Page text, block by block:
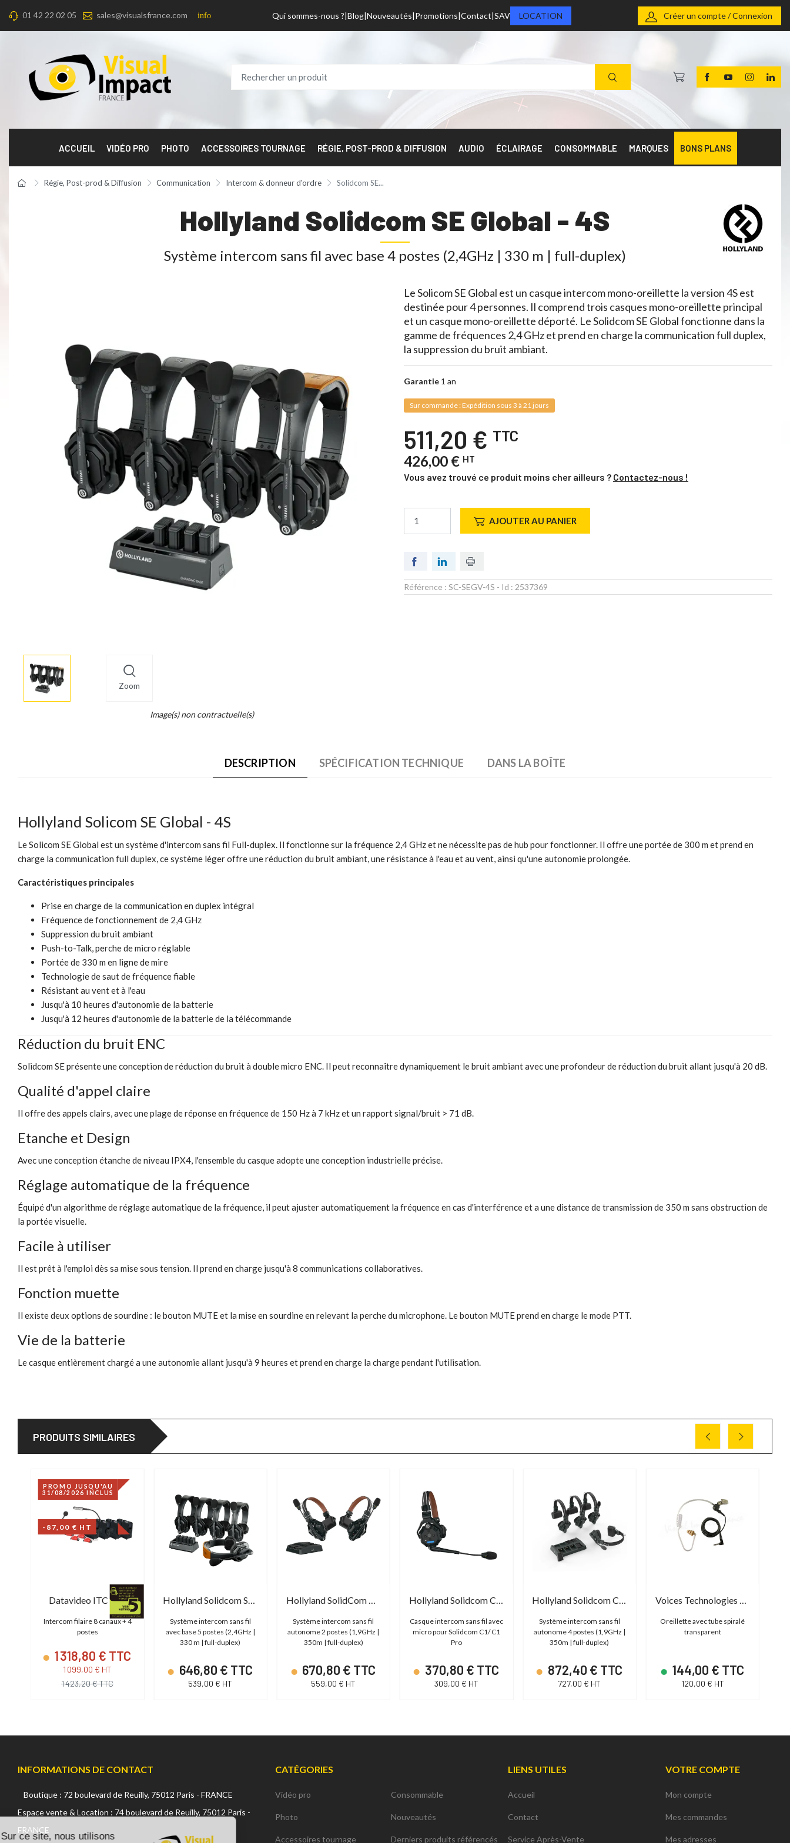
01 42 22 02 05 sales@visualsfrance.com info Qui sommes-nous ? Blog Nouveautés Promotions Contact SAV LOCATION Créer un compte / Connexion
ACCUEIL VIDÉO PRO PHOTO ACCESSOIRES TOURNAGE RÉGIE, POST-PROD & DIFFUSION AUDIO ÉCLAIRAGE CONSOMMABLE MARQUES BONS PLANS
Régie, Post-prod & Diffusion Communication Intercom & donneur d'ordre Solidcom SE...
Hollyland Solidcom SE Global - 4S
Système intercom sans fil avec base 4 postes (2,4GHz | 330 m | full-duplex)
Zoom
More
info
Image(s) non contractuelle(s)
Le Solicom SE Global est un casque intercom mono-oreillette la version 4S est
destinée pour 4 personnes. Il comprend trois casques mono-oreillette principal
et un casque mono-oreillette déporté. Le Solidcom SE Global fonctionne dans la
gamme de fréquences 2,4 GHz et prend en charge la communication full duplex,
la suppression du bruit ambiant.
Garantie 1 an
Sur commande : Expédition sous 3 à 21 jours
511,20 € TTC
426,00 € HT
Vous avez trouvé ce produit moins cher ailleurs ? Contactez-nous !
AJOUTER AU PANIER
Référence : SC-SEGV-4S - Id : 2537369
DESCRIPTION SPÉCIFICATION TECHNIQUE DANS LA BOÎTE
Hollyland Solicom SE Global - 4S
Le Solicom SE Global est un système d'intercom sans fil Full-duplex. Il fonctionne sur la fréquence 2,4 GHz et ne nécessite pas de hub pour fonctionner. Il offre une portée de 300 m et prend en
charge la communication full duplex, ce système léger offre une réduction du bruit ambiant, une résistance à l'eau et au vent, ainsi qu'une autonomie prolongée.
Caractéristiques principales
Prise en charge de la communication en duplex intégral
Fréquence de fonctionnement de 2,4 GHz
Suppression du bruit ambiant
Push-to-Talk, perche de micro réglable
Portée de 330 m en ligne de mire
Technologie de saut de fréquence fiable
Résistant au vent et à l'eau
Jusqu'à 10 heures d'autonomie de la batterie
Jusqu'à 12 heures d'autonomie de la batterie de la télécommande
Réduction du bruit ENC
Solidcom SE présente une conception de réduction du bruit à double micro ENC. Il peut reconnaître dynamiquement le bruit ambiant avec une profondeur de réduction du bruit allant jusqu'à 20 dB.
Qualité d'appel claire
Il offre des appels clairs, avec une plage de réponse en fréquence de 150 Hz à 7 kHz et un rapport signal/bruit > 71 dB.
Etanche et Design
Avec une conception étanche de niveau IPX4, l'ensemble du casque adopte une conception industrielle précise.
Réglage automatique de la fréquence
Équipé d'un algorithme de réglage automatique de la fréquence, il peut ajuster automatiquement la fréquence en cas d'interférence et a une distance de transmission de 350 m sans obstruction de
la portée visuelle.
Facile à utiliser
Il est prêt à l'emploi dès sa mise sous tension. Il prend en charge jusqu'à 8 communications collaboratives.
Fonction muette
Il existe deux options de sourdine : le bouton MUTE et la mise en sourdine en relevant la perche du microphone. Le bouton MUTE prend en charge le mode PTT.
Vie de la batterie
Le casque entièrement chargé a une autonomie allant jusqu'à 9 heures et prend en charge la charge pendant l'utilisation.
PRODUITS SIMILAIRES
PROMO JUSQU'AU
31/08/2026 INCLUS
-87,00 € HT
Datavideo ITC 100
Intercom filaire 8 canaux + 4
postes
1 318,80 € TTC
1 099,00 € HT
1 423,20 € TTC
Hollyland Solidcom SE Global - 5S
Système intercom sans fil
avec base 5 postes (2,4GHz |
330 m | full-duplex)
646,80 € TTC
539,00 € HT
Hollyland SolidCom C1 Pro - 2S HeadSet
Système intercom sans fil
autonome 2 postes (1,9GHz |
350m | full-duplex)
670,80 € TTC
559,00 € HT
Hollyland Solidcom C1 Pro Wireless Stereo Remote Headset
Casque intercom sans fil avec
micro pour Solidcom C1/ C1
Pro
370,80 € TTC
309,00 € HT
Hollyland Solidcom C1 - 4S
Système intercom sans fil
autonome 4 postes (1,9GHz |
350m | full-duplex)
872,40 € TTC
727,00 € HT
Voices Technologies VT610TC125
Oreillette avec tube spiralé
transparent
144,00 € TTC
120,00 € HT
INFORMATIONS DE CONTACT
Boutique : 72 boulevard de Reuilly, 75012 Paris - FRANCE
Espace vente & Location : 74 boulevard de Reuilly, 75012 Paris -
FRANCE
CATÉGORIES
Vidéo pro
Photo
Accessoires tournage
Consommable
Nouveautés
Derniers produits référencés
LIENS UTILES
Accueil
Contact
Service Après-Vente
VOTRE COMPTE
Mon compte
Mes commandes
Mes adresses
Sur ce site, nous utilisons